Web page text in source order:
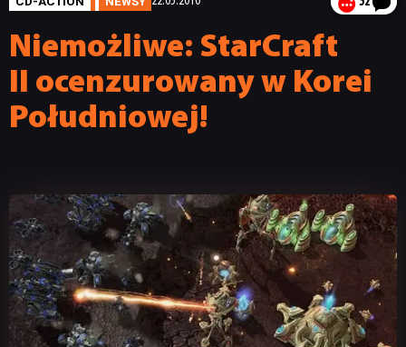
Niemożliwe: StarCraft
II ocenzurowany w Korei
Południowej!